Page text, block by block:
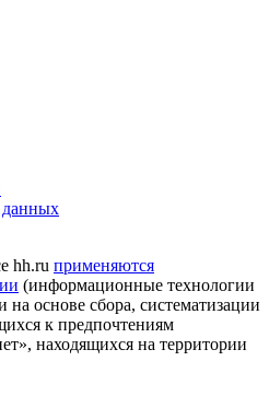
данных
hh.ru применяются
(информационные технологии
основе сбора, систематизации
к предпочтениям
находящихся на территории